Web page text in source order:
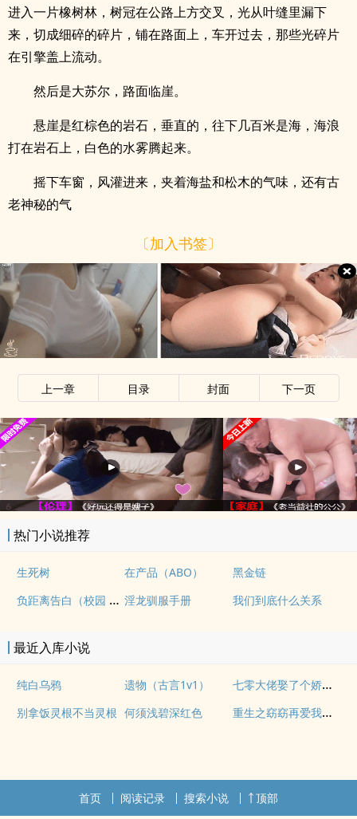
进入一片橡树林，树冠在公路上方交叉，光从叶缝里漏下
来，切成细碎的碎片，铺在路面上，车开过去，那些光碎片
在引擎盖上流动。
然后是大苏尔，路面临崖。
悬崖是红棕色的岩石，垂直的，往下几百米是海，海浪
打在岩石上，白色的水雾腾起来。
摇下车窗，风灌进来，夹着海盐和松木的气味，还有古
老神秘的气
〔加入书签〕
上一章 目录 封面 下一页
热门小说推荐
生死树 在产品（ABO） 黑金链
负距离告白（校园 h） 淫龙驯服手册 我们到底什么关系
最近入库小说
纯白乌鸦 遗物（古言1v1） 七零大佬娶了个娇艳女明星
别拿饭灵根不当灵根 何须浅碧深红色 重生之窈窈再爱我一次
首页 阅读记录 搜索小说 顶部